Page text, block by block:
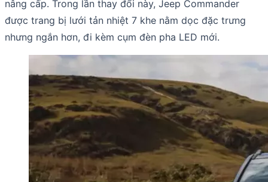
nâng cấp. Trong lần thay đổi này, Jeep Commander
được trang bị lưới tản nhiệt 7 khe nằm dọc đặc trưng
nhưng ngắn hơn, đi kèm cụm đèn pha LED mới.